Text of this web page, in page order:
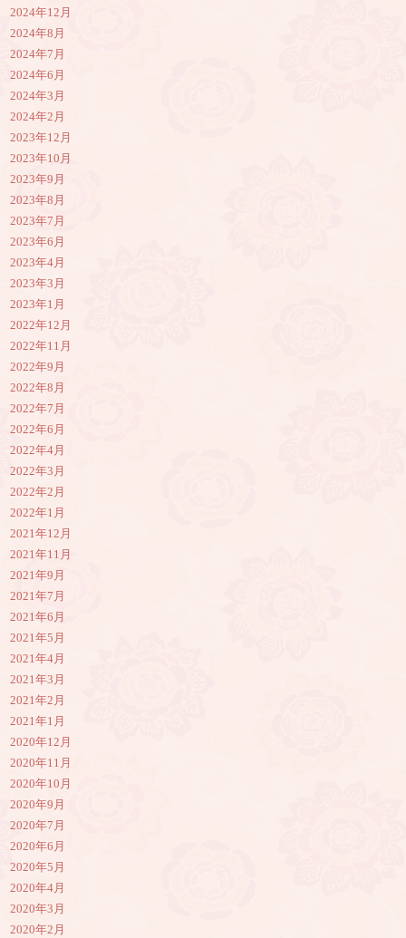
2024年12月
2024年8月
2024年7月
2024年6月
2024年3月
2024年2月
2023年12月
2023年10月
2023年9月
2023年8月
2023年7月
2023年6月
2023年4月
2023年3月
2023年1月
2022年12月
2022年11月
2022年9月
2022年8月
2022年7月
2022年6月
2022年4月
2022年3月
2022年2月
2022年1月
2021年12月
2021年11月
2021年9月
2021年7月
2021年6月
2021年5月
2021年4月
2021年3月
2021年2月
2021年1月
2020年12月
2020年11月
2020年10月
2020年9月
2020年7月
2020年6月
2020年5月
2020年4月
2020年3月
2020年2月